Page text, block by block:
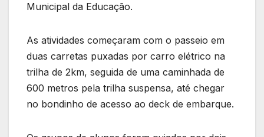
Municipal da Educação.
As atividades começaram com o passeio em
duas carretas puxadas por carro elétrico na
trilha de 2km, seguida de uma caminhada de
600 metros pela trilha suspensa, até chegar
no bondinho de acesso ao deck de embarque.